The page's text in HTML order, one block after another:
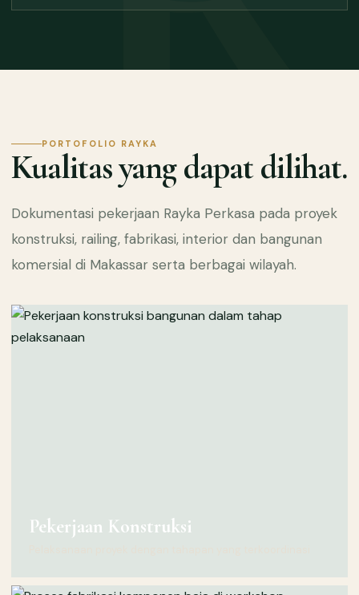
PORTOFOLIO RAYKA
Kualitas yang dapat dilihat.
Dokumentasi pekerjaan Rayka Perkasa pada proyek
konstruksi, railing, fabrikasi, interior dan bangunan
komersial di Makassar serta berbagai wilayah.
Pekerjaan Konstruksi